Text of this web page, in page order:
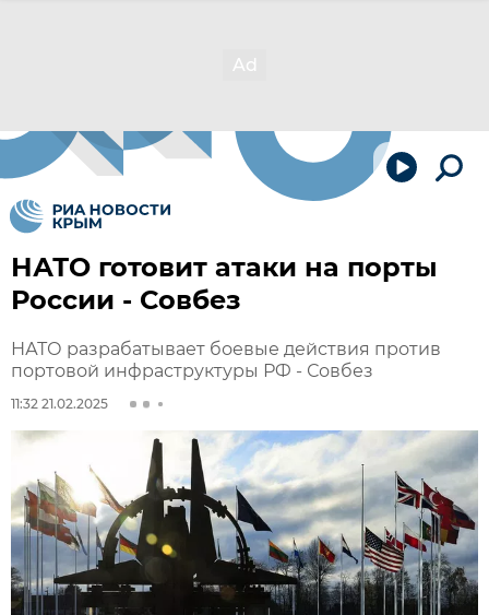
НАТО готовит атаки на порты
России - Совбез
НАТО разрабатывает боевые действия против
портовой инфраструктуры РФ - Совбез
11:32 21.02.2025